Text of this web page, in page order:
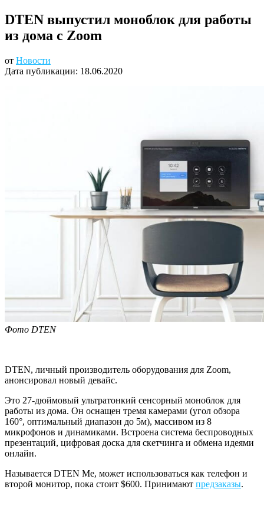
DTEN выпустил моноблок для работы
из дома c Zoom
от Новости
Дата публикации: 18.06.2020
Фото DTEN
DTEN, личный производитель оборудования для Zoom,
анонсировал новый девайс.
Это 27-дюймовый ультратонкий сенсорный моноблок для
работы из дома. Он оснащен тремя камерами (угол обзора
160°, оптимальный диапазон до 5м), массивом из 8
микрофонов и динамиками. Встроена система беспроводных
презентаций, цифровая доска для скетчинга и обмена идеями
онлайн.
Называется DTEN Me, может использоваться как телефон и
второй монитор, пока стоит $600. Принимают предзаказы.